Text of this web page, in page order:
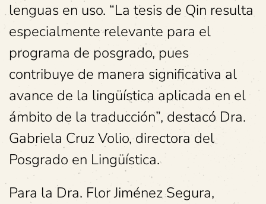
lenguas en uso. “La tesis de Qin resulta
especialmente relevante para el
programa de posgrado, pues
contribuye de manera significativa al
avance de la lingüística aplicada en el
ámbito de la traducción”, destacó Dra.
Gabriela Cruz Volio, directora del
Posgrado en Lingüística.
Para la Dra. Flor Jiménez Segura,